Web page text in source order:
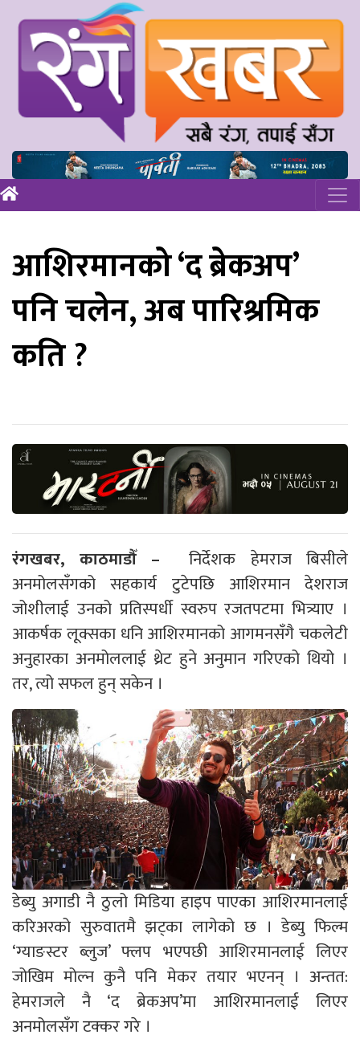
आशिरमानको ‘द ब्रेकअप’
पनि चलेन, अब पारिश्रमिक
कति ?
रंगखबर, काठमाडौँ – निर्देशक हेमराज बिसीले
अनमोलसँगको सहकार्य टुटेपछि आशिरमान देशराज
जोशीलाई उनको प्रतिस्पर्धी स्वरुप रजतपटमा भित्र्याए ।
आकर्षक लूक्सका धनि आशिरमानको आगमनसँगै चकलेटी
अनुहारका अनमोललाई थ्रेट हुने अनुमान गरिएको थियो ।
तर, त्यो सफल हुन् सकेन ।
डेब्यु अगाडी नै ठुलो मिडिया हाइप पाएका आशिरमानलाई
करिअरको सुरुवातमै झट्का लागेको छ । डेब्यु फिल्म
‘ग्याङस्टर ब्लुज’ फ्लप भएपछी आशिरमानलाई लिएर
जोखिम मोल्न कुनै पनि मेकर तयार भएनन् । अन्तत:
हेमराजले नै ‘द ब्रेकअप’मा आशिरमानलाई लिएर
अनमोलसँग टक्कर गरे ।